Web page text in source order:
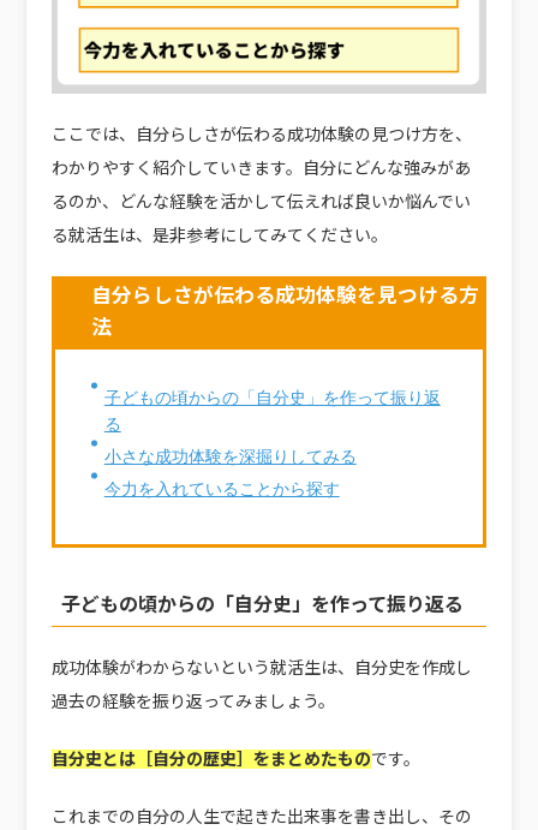
ここでは、自分らしさが伝わる成功体験の見つけ方を、
わかりやすく紹介していきます。自分にどんな強みがあ
るのか、どんな経験を活かして伝えれば良いか悩んでい
る就活生は、是非参考にしてみてください。
自分らしさが伝わる成功体験を見つける方
法
子どもの頃からの「自分史」を作って振り返
る
小さな成功体験を深掘りしてみる
今力を入れていることから探す
子どもの頃からの「自分史」を作って振り返る
成功体験がわからないという就活生は、自分史を作成し
過去の経験を振り返ってみましょう。
自分史とは［自分の歴史］をまとめたものです。
これまでの自分の人生で起きた出来事を書き出し、その